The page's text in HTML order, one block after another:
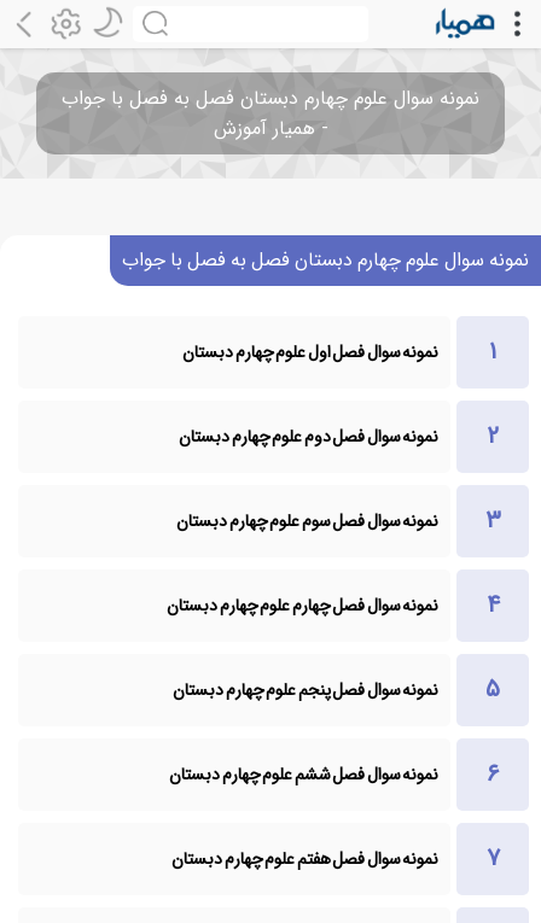
نمونه سوال علوم چهارم دبستان فصل به فصل با جواب
- همیار آموزش
نمونه سوال علوم چهارم دبستان فصل به فصل با جواب
نمونه سوال فصل اول علوم چهارم دبستان
نمونه سوال فصل دوم علوم چهارم دبستان
نمونه سوال فصل سوم علوم چهارم دبستان
نمونه سوال فصل چهارم علوم چهارم دبستان
نمونه سوال فصل پنجم علوم چهارم دبستان
نمونه سوال فصل ششم علوم چهارم دبستان
نمونه سوال فصل هفتم علوم چهارم دبستان